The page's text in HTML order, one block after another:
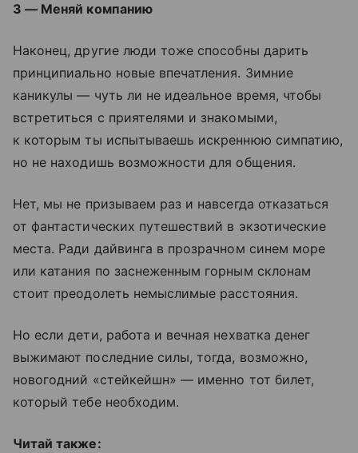
3 — Меняй компанию
Наконец, другие люди тоже способны дарить
принципиально новые впечатления. Зимние
каникулы — чуть ли не идеальное время, чтобы
встретиться с приятелями и знакомыми,
к которым ты испытываешь искреннюю симпатию,
но не находишь возможности для общения.
Нет, мы не призываем раз и навсегда отказаться
от фантастических путешествий в экзотические
места. Ради дайвинга в прозрачном синем море
или катания по заснеженным горным склонам
стоит преодолеть немыслимые расстояния.
Но если дети, работа и вечная нехватка денег
выжимают последние силы, тогда, возможно,
новогодний «стейкейшн» — именно тот билет,
который тебе необходим.
Читай также: